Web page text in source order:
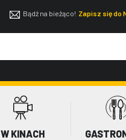
Bądź na bieżąco! Zapisz się do
W KINACH